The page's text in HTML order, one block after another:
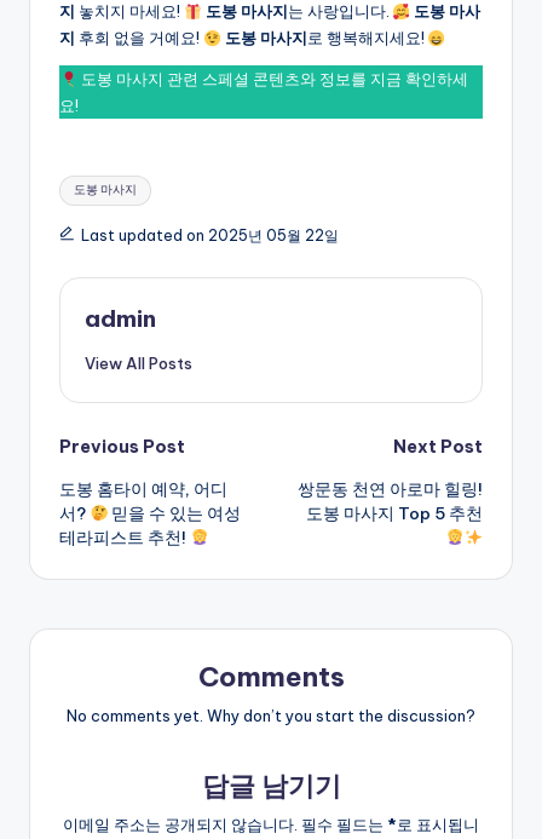
지 놓치지 마세요! 도봉 마사지는 사랑입니다.
도봉 마사
지 후회 없을 거예요! 도봉 마사지로 행복해지세요!
도봉 마사지 관련 스페셜 콘텐츠와 정보를 지금 확인하세
요!
Tags:
도봉 마사지
Last updated on 2025년 05월 22일
admin
View All Posts
Post
navigation
Previous Post
도봉 홈타이 예약, 어디
서?
믿을 수 있는 여성
테라피스트 추천!
Next Post
쌍문동 천연 아로마 힐링!
도봉 마사지 Top 5 추천
Comments
No comments yet. Why don’t you start the discussion?
답글 남기기
이메일 주소는 공개되지 않습니다. 필수 필드는 *로 표시됩니